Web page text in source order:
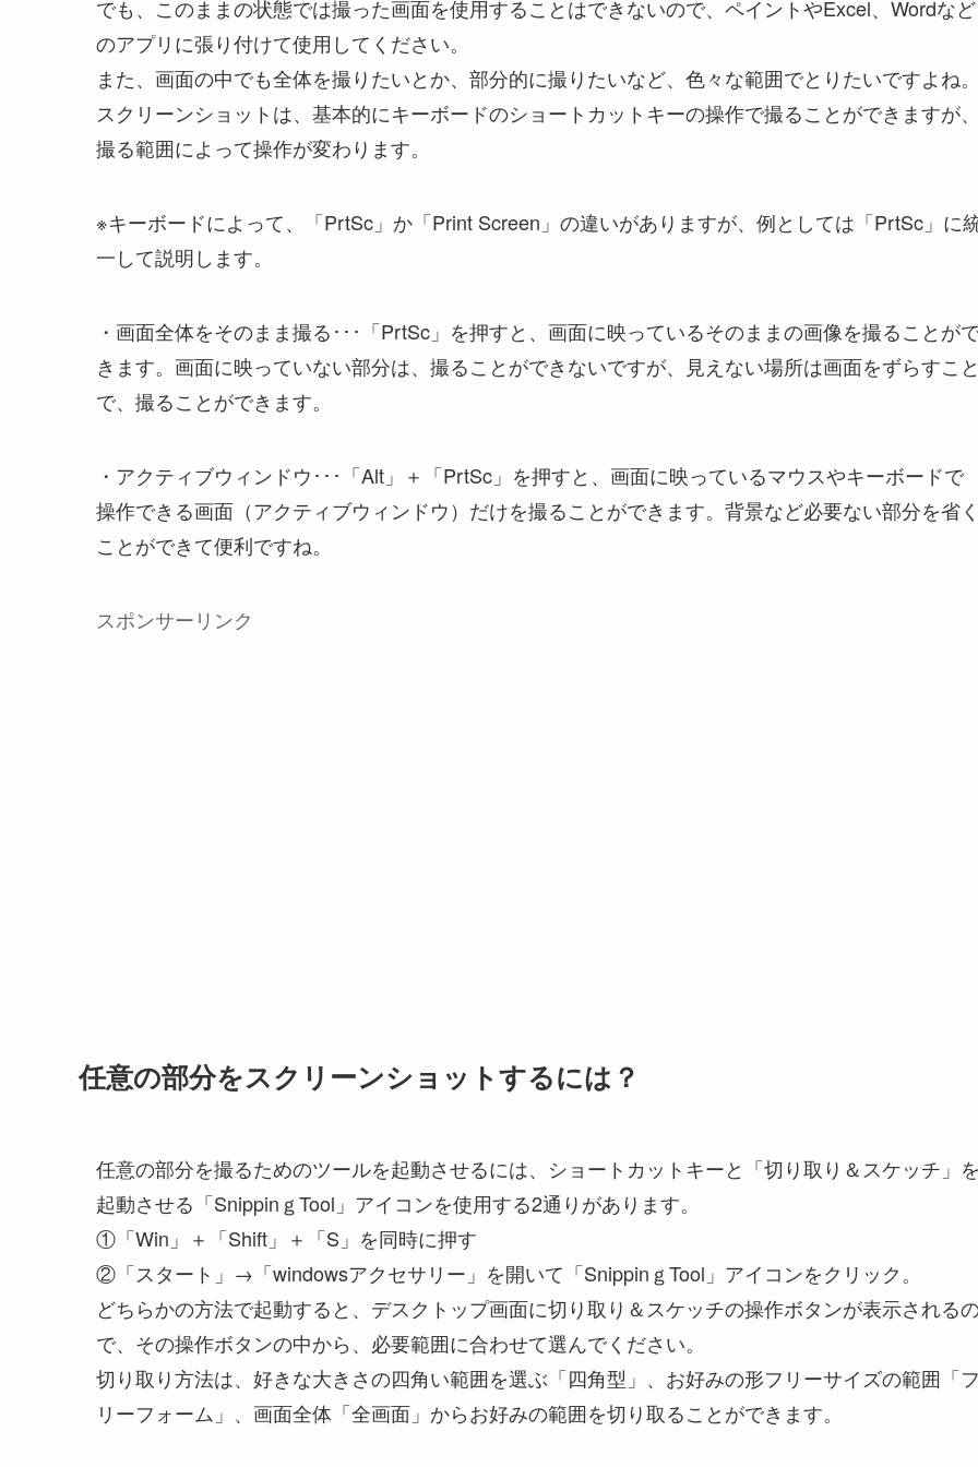
でも、このままの状態では撮った画面を使用することはできないので、ペイントやExcel、Wordなど
のアプリに張り付けて使用してください。
また、画面の中でも全体を撮りたいとか、部分的に撮りたいなど、色々な範囲でとりたいですよね。
スクリーンショットは、基本的にキーボードのショートカットキーの操作で撮ることができますが、
撮る範囲によって操作が変わります。
※キーボードによって、「PrtSc」か「Print Screen」の違いがありますが、例としては「PrtSc」に
一して説明します。
・画面全体をそのまま撮る･･･「PrtSc」を押すと、画面に映っているそのままの画像を撮ることが
きます。画面に映っていない部分は、撮ることができないですが、見えない場所は画面をずらすこと
で、撮ることができます。
・アクティブウィンドウ･･･「Alt」＋「PrtSc」を押すと、画面に映っているマウスやキーボードで
操作できる画面（アクティブウィンドウ）だけを撮ることができます。背景など必要ない部分を省く
ことができて便利ですね。
スポンサーリンク
任意の部分をスクリーンショットするには？
任意の部分を撮るためのツールを起動させるには、ショートカットキーと「切り取り＆スケッチ」を
起動させる「SnippinｇTool」アイコンを使用する2通りがあります。
①「Win」＋「Shift」＋「S」を同時に押す
②「スタート」→「windowsアクセサリー」を開いて「SnippinｇTool」アイコンをクリック。
どちらかの方法で起動すると、デスクトップ画面に切り取り＆スケッチの操作ボタンが表示される
で、その操作ボタンの中から、必要範囲に合わせて選んでください。
切り取り方法は、好きな大きさの四角い範囲を選ぶ「四角型」、お好みの形フリーサイズの範囲「フ
リーフォーム」、画面全体「全画面」からお好みの範囲を切り取ることができます。